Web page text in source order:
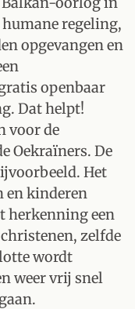
regeling,
opgevangen en
openbaar
Dat helpt!
voor de
Oekraïners. De
Het
en kinderen
herkenning een
zelfde
wordt
weer vrij snel